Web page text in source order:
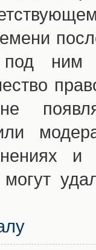
ним
могут